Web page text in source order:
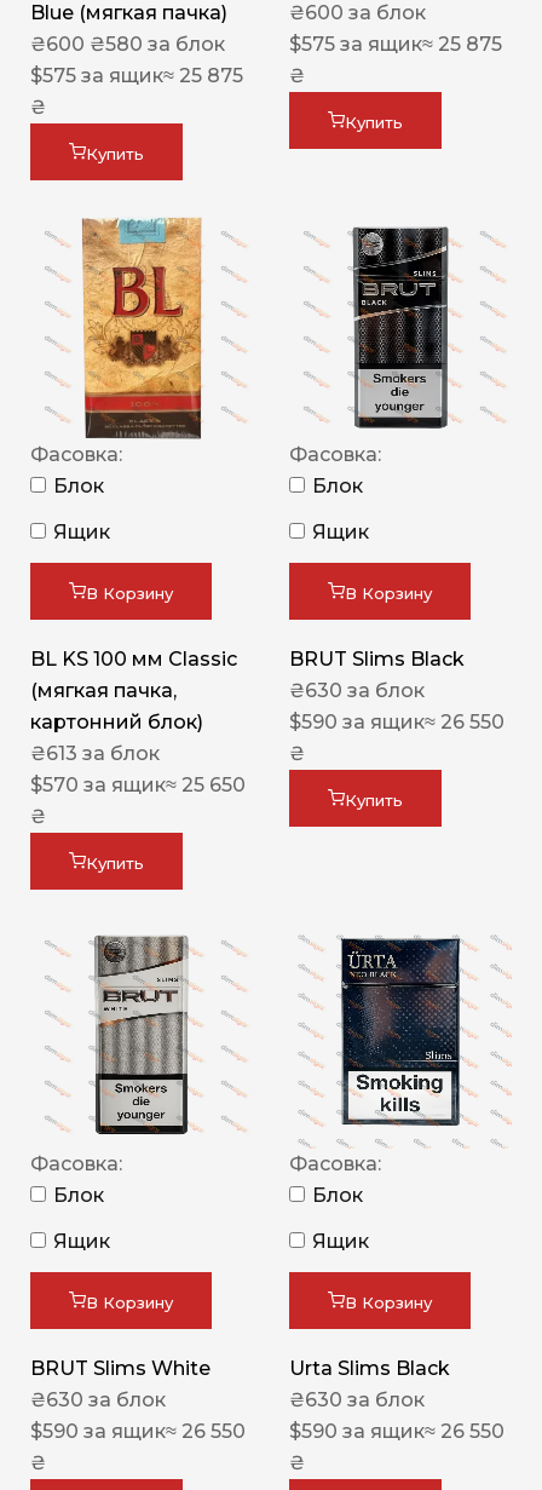
Blue (мягкая пачка)
₴600 ₴580 за блок
$575 за ящик≈ 25 875
₴
Купить
₴600 за блок
$575 за ящик≈ 25 875
₴
Купить
Фасовка:
Блок
Ящик
В Корзину
BL KS 100 мм Classic
(мягкая пачка,
картонний блок)
₴613 за блок
$570 за ящик≈ 25 650
₴
Купить
Фасовка:
Блок
Ящик
В Корзину
BRUT Slims Black
₴630 за блок
$590 за ящик≈ 26 550
₴
Купить
Фасовка:
Блок
Ящик
В Корзину
BRUT Slims White
₴630 за блок
$590 за ящик≈ 26 550
₴
Фасовка:
Блок
Ящик
В Корзину
Urta Slims Black
₴630 за блок
$590 за ящик≈ 26 550
₴